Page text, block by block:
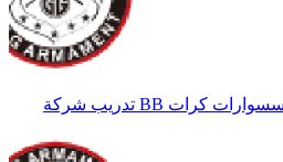
كرات BB تدريب شركة